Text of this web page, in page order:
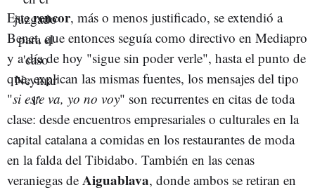
Esterencor, más o menos justificado, se extendió a
Benet, que entonces seguía como directivo en Mediapro
y a día de hoy "sigue sin poder verle", hasta el punto de
que, explican las mismas fuentes, los mensajes del tipo
"si este va, yo no voy" son recurrentes en citas de toda
clase: desde encuentros empresariales o culturales en la
capital catalana a comidas en los restaurantes de moda
en la falda del Tibidabo. También en las cenas
veraniegas de Aiguablava, donde ambos se retiran en